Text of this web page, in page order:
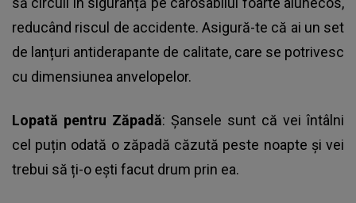
reducând riscul de accidente. Asigură-te că ai un set
de lanțuri antiderapante de calitate, care se potrivesc
cu dimensiunea anvelopelor.
Lopată pentru Zăpadă: Șansele sunt că vei întâlni
cel puțin odată o zăpadă căzută peste noapte și vei
trebui să ți-o ești facut drum prin ea.